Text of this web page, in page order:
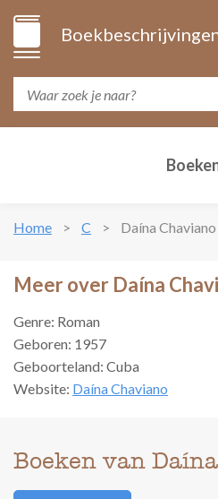
Home C Daína Chaviano
Meer over Daína
Genre: Roman
Geboren: 1957
Geboorteland: Cuba
Website: Daína Chaviano
Boeken van